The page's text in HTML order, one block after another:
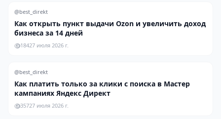
@best_direkt
Как открыть пункт выдачи Ozon и увеличить доход
бизнеса за 14 дней
18427 июля 2026 г.
@best_direkt
Как платить только за клики с поиска в Мастер
кампаниях Яндекс Директ
35727 июля 2026 г.